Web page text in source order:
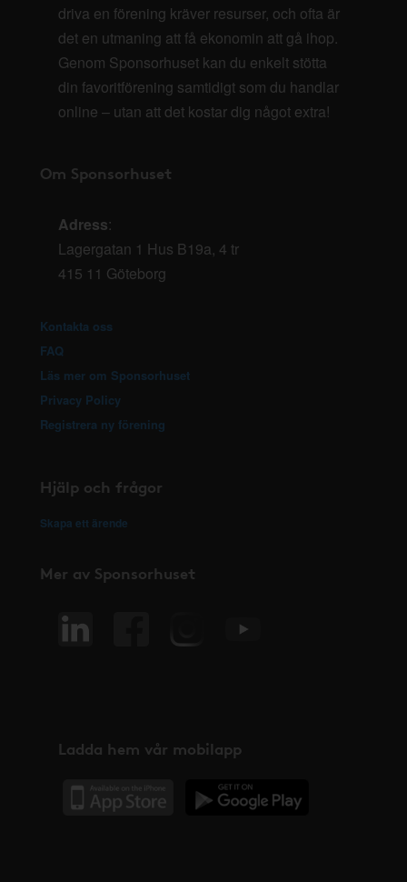
driva en förening kräver resurser, och ofta är
det en utmaning att få ekonomin att gå ihop.
Genom Sponsorhuset kan du enkelt stötta
din favoritförening samtidigt som du handlar
online – utan att det kostar dig något extra!
Om Sponsorhuset
Adress:
Lagergatan 1 Hus B19a, 4 tr
415 11 Göteborg
Kontakta oss
FAQ
Läs mer om Sponsorhuset
Privacy Policy
Registrera ny förening
Hjälp och frågor
Skapa ett ärende
Mer av Sponsorhuset
Ladda hem vår mobilapp